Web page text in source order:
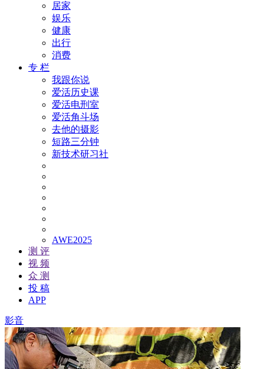
居家
娱乐
健康
出行
消费
专 栏
我跟你说
爱活历史课
爱活电刑室
爱活角斗场
去他的摄影
短路三分钟
新技术研习社
AWE2025
测 评
视 频
众 测
投 稿
APP
影音